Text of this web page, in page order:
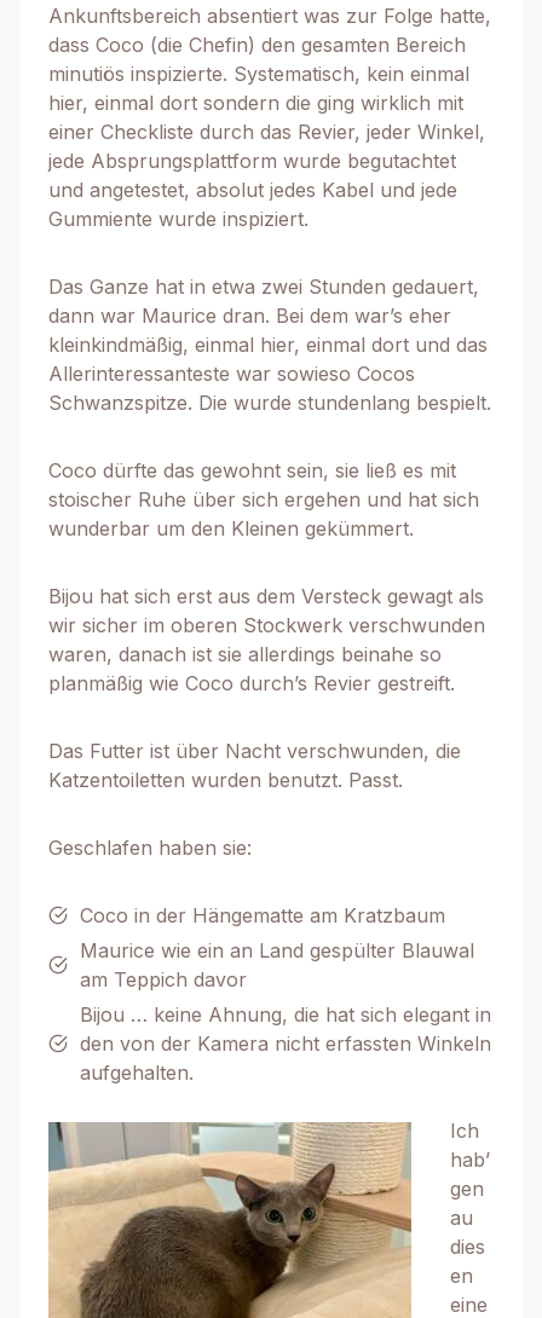
Ankunftsbereich absentiert was zur Folge hatte,
dass Coco (die Chefin) den gesamten Bereich
minutiös inspizierte. Systematisch, kein einmal
hier, einmal dort sondern die ging wirklich mit
einer Checkliste durch das Revier, jeder Winkel,
jede Absprungsplattform wurde begutachtet
und angetestet, absolut jedes Kabel und jede
Gummiente wurde inspiziert.
Das Ganze hat in etwa zwei Stunden gedauert,
dann war Maurice dran. Bei dem war’s eher
kleinkindmäßig, einmal hier, einmal dort und das
Allerinteressanteste war sowieso Cocos
Schwanzspitze. Die wurde stundenlang bespielt.
Coco dürfte das gewohnt sein, sie ließ es mit
stoischer Ruhe über sich ergehen und hat sich
wunderbar um den Kleinen gekümmert.
Bijou hat sich erst aus dem Versteck gewagt als
wir sicher im oberen Stockwerk verschwunden
waren, danach ist sie allerdings beinahe so
planmäßig wie Coco durch’s Revier gestreift.
Das Futter ist über Nacht verschwunden, die
Katzentoiletten wurden benutzt. Passt.
Geschlafen haben sie:
Coco in der Hängematte am Kratzbaum
Maurice wie ein an Land gespülter Blauwal
am Teppich davor
Bijou … keine Ahnung, die hat sich elegant in
den von der Kamera nicht erfassten Winkeln
aufgehalten.
Ich
hab’
gen
au
dies
en
eine